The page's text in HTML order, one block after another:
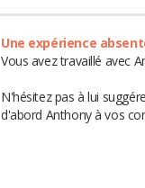
Une expérience
Vous avez travaillé avec
N'hésitez pas à lui
d'abord Anthony à vos